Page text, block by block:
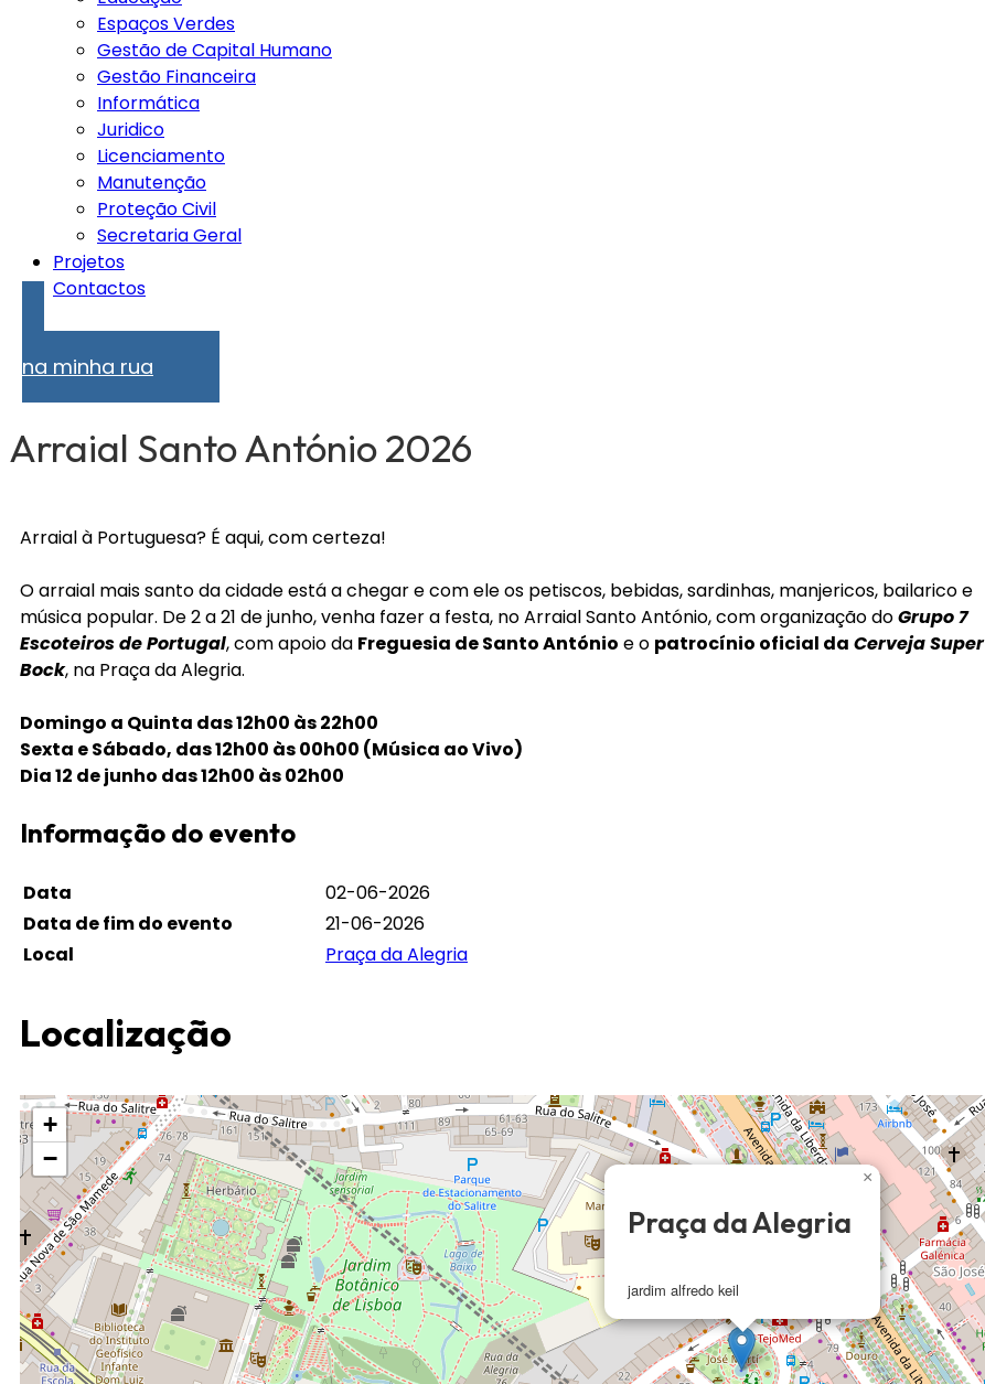
Espaços Verdes
Gestão de Capital Humano
Gestão Financeira
Informática
Juridico
Licenciamento
Manutenção
Proteção Civil
Secretaria Geral
Projetos
Contactos
na minha rua
Arraial Santo António 2026
Arraial à Portuguesa? É aqui, com certeza!
O arraial mais santo da cidade está a chegar e com ele os petiscos, bebidas, sardinhas, manjericos, bailarico e
música popular. De 2 a 21 de junho, venha fazer a festa, no Arraial Santo António, com organização doGrupo 7
Escoteiros de Portugal, com apoio da Freguesia de Santo António e o patrocínio oficial da Cerveja Super
Bock, na Praça da Alegria.
Domingo a Quinta das 12h00 às 22h00
Sexta e Sábado, das 12h00 às 00h00 (Música ao Vivo)
Dia 12 de junho das 12h00 às 02h00
Informação do evento
Data
02-06-2026
Data de fim do evento
21-06-2026
Local
Praça da Alegria
Localização
Praça da Alegria
jardim alfredo keil
×
+
−